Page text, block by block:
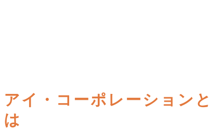
り豊かな未来を共に創る
Shaping a better future beyond business and living.
アイ・コーポレーションと
は